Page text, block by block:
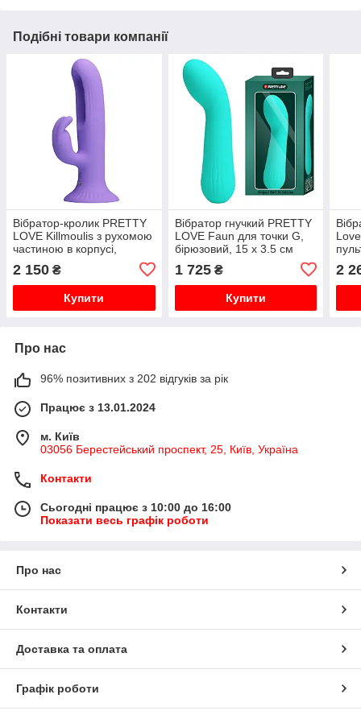
Подібні товари компанії
Вібратор-кролик PRETTY
LOVE Killmoulis з рухомою
частиною в корпусі,
фіолетовий, 17.5 х 3.4 см
2 150 ₴
Купити
Вібратор гнучкий PRETTY
LOVE Faun для точки G,
бірюзовий, 15 х 3.5 см
1 725₴
Купити
2
Про нас
96% позитивних з 202 відгуків за рік
Працює з 13.01.2024
м. Київ
03056 Берестейський проспект, 25, Київ, Україна
Контакти
Сьогодні працює з 10:00 до 16:00
Показати весь графік роботи
Про нас
Контакти
Доставка та оплата
Графік роботи